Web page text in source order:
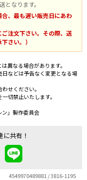
なります。
、最も遅い販売日にあわ
ご注文下さい。その際、送
さい。）
異なる場合があります。
などは予告なく変更となる場
せください。
切禁止いたします。
」製作委員会
に共有！
4549970489881 / 3816-1195